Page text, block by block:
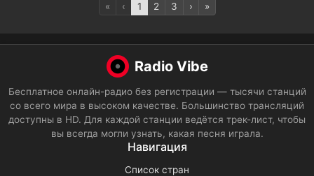
« ‹ 1 2 3 › »
Radio Vibe
Бесплатное онлайн-радио без регистрации — тысячи станций
со всего мира в высоком качестве. Большинство трансляций
доступны в HD. Для каждой станции ведётся трек-лист, чтобы
вы всегда могли узнать, какая песня играла.
Навигация
Список стран